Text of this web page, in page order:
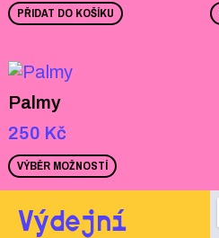
PŘIDAT DO KOŠÍKU
Palmy
250 Kč
VÝBĚR MOŽNOSTÍ
Výdejní